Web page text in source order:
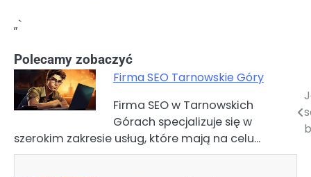
„`
Polecamy zobaczyć
Firma SEO Tarnowskie Góry
Firma SEO w Tarnowskich
Górach specjalizuje się w
szerokim zakresie usług, które mają na celu…
Nawigacja